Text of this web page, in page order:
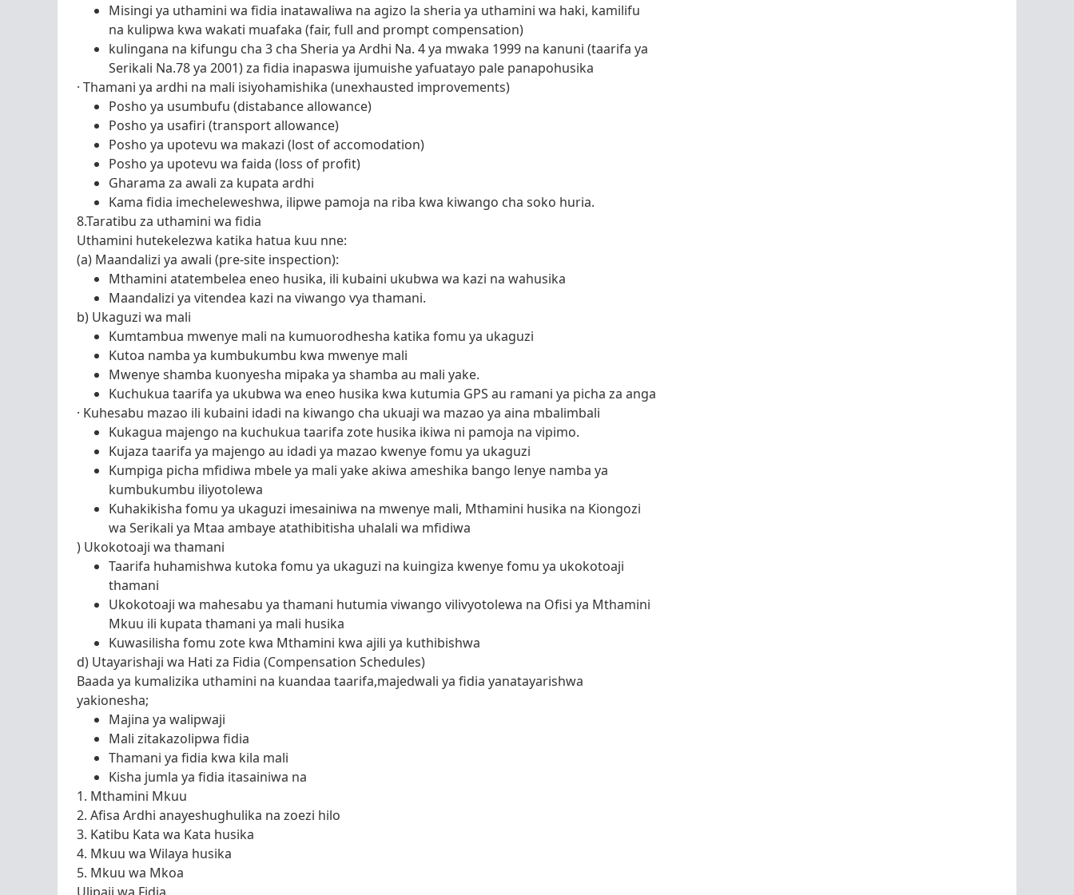
Misingi ya uthamini wa fidia inatawaliwa na agizo la sheria ya uthamini wa haki, kamilifu
na kulipwa kwa wakati muafaka (fair, full and prompt compensation)
kulingana na kifungu cha 3 cha Sheria ya Ardhi Na. 4 ya mwaka 1999 na kanuni (taarifa ya
Serikali Na.78 ya 2001) za fidia inapaswa ijumuishe yafuatayo pale panapohusika
· Thamani ya ardhi na mali isiyohamishika (unexhausted improvements)
Posho ya usumbufu (distabance allowance)
Posho ya usafiri (transport allowance)
Posho ya upotevu wa makazi (lost of accomodation)
Posho ya upotevu wa faida (loss of profit)
Gharama za awali za kupata ardhi
Kama fidia imecheleweshwa, ilipwe pamoja na riba kwa kiwango cha soko huria.
8.Taratibu za uthamini wa fidia
Uthamini hutekelezwa katika hatua kuu nne:
(a) Maandalizi ya awali (pre-site inspection):
Mthamini atatembelea eneo husika, ili kubaini ukubwa wa kazi na wahusika
Maandalizi ya vitendea kazi na viwango vya thamani.
b) Ukaguzi wa mali
Kumtambua mwenye mali na kumuorodhesha katika fomu ya ukaguzi
Kutoa namba ya kumbukumbu kwa mwenye mali
Mwenye shamba kuonyesha mipaka ya shamba au mali yake.
Kuchukua taarifa ya ukubwa wa eneo husika kwa kutumia GPS au ramani ya picha za anga
· Kuhesabu mazao ili kubaini idadi na kiwango cha ukuaji wa mazao ya aina mbalimbali
Kukagua majengo na kuchukua taarifa zote husika ikiwa ni pamoja na vipimo.
Kujaza taarifa ya majengo au idadi ya mazao kwenye fomu ya ukaguzi
Kumpiga picha mfidiwa mbele ya mali yake akiwa ameshika bango lenye namba ya
kumbukumbu iliyotolewa
Kuhakikisha fomu ya ukaguzi imesainiwa na mwenye mali, Mthamini husika na Kiongozi
wa Serikali ya Mtaa ambaye atathibitisha uhalali wa mfidiwa
) Ukokotoaji wa thamani
Taarifa huhamishwa kutoka fomu ya ukaguzi na kuingiza kwenye fomu ya ukokotoaji
thamani
Ukokotoaji wa mahesabu ya thamani hutumia viwango vilivyotolewa na Ofisi ya Mthamini
Mkuu ili kupata thamani ya mali husika
Kuwasilisha fomu zote kwa Mthamini kwa ajili ya kuthibishwa
d) Utayarishaji wa Hati za Fidia (Compensation Schedules)
Baada ya kumalizika uthamini na kuandaa taarifa,majedwali ya fidia yanatayarishwa
yakionesha;
Majina ya walipwaji
Mali zitakazolipwa fidia
Thamani ya fidia kwa kila mali
Kisha jumla ya fidia itasainiwa na
1. Mthamini Mkuu
2. Afisa Ardhi anayeshughulika na zoezi hilo
3. Katibu Kata wa Kata husika
4. Mkuu wa Wilaya husika
5. Mkuu wa Mkoa